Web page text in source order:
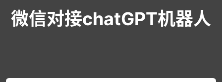
微信对接chatGPT机器人